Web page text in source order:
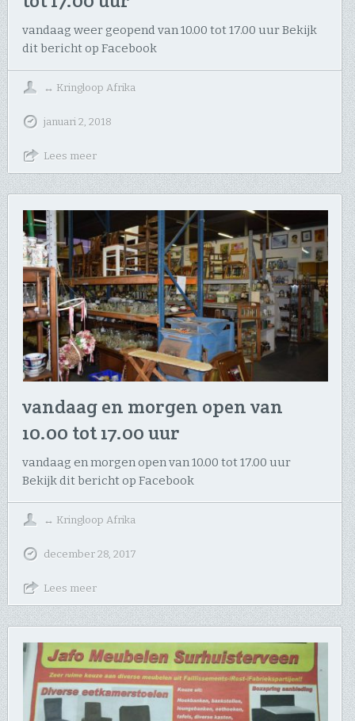
vandaag weer geopend van 10.00 tot 17.00 uur Bekijk
dit bericht op Facebook
↔ Kringloop Afrika
januari 2, 2018
Lees meer
vandaag en morgen open van
10.00 tot 17.00 uur
vandaag en morgen open van 10.00 tot 17.00 uur
Bekijk dit bericht op Facebook
↔ Kringloop Afrika
december 28, 2017
Lees meer